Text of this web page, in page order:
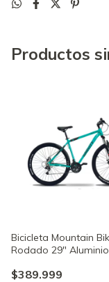
Productos
Bicicleta Mountain
Rodado 29"
$389.999